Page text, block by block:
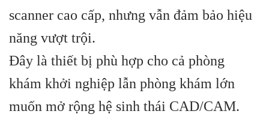
scanner cao cấp, nhưng vẫn đảm bảo hiệu
năng vượt trội.
Đây là thiết bị phù hợp cho cả phòng
khám khởi nghiệp lẫn phòng khám lớn
muốn mở rộng hệ sinh thái CAD/CAM.